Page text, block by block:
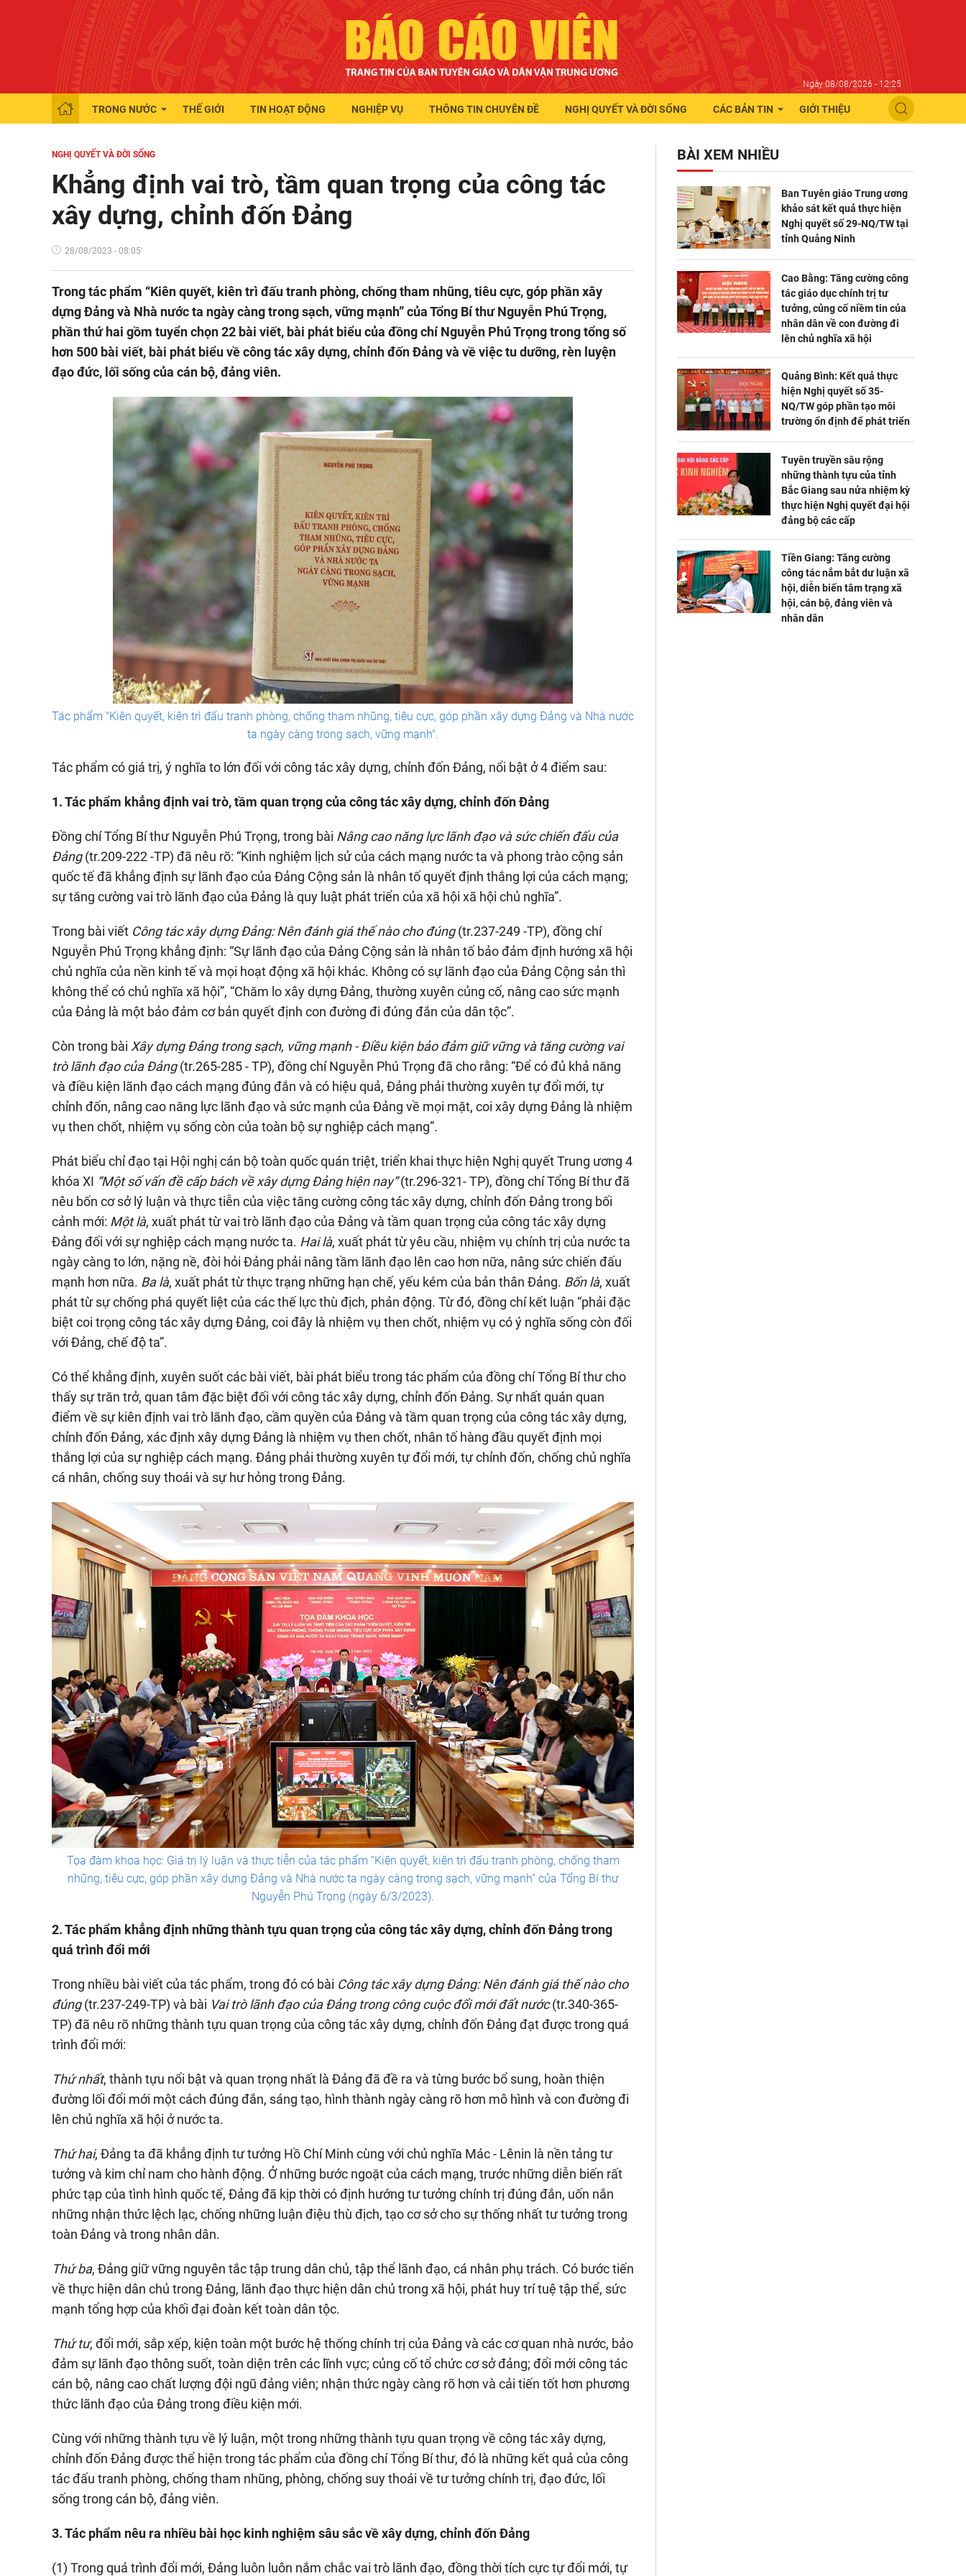
Ngày 08/08/2026 - 12:25
TRONG NƯỚC THẾ GIỚI TIN HOẠT ĐỘNG NGHIỆP VỤ THÔNG TIN CHUYÊN ĐỀ NGHỊ QUYẾT VÀ ĐỜI SỐNG CÁC BẢN TIN GIỚI THIỆU
NGHỊ QUYẾT VÀ ĐỜI SỐNG
Khẳng định vai trò, tầm quan trọng của công tác
xây dựng, chỉnh đốn Đảng
28/08/2023 - 08:05'
Trong tác phẩm “Kiên quyết, kiên trì đấu tranh phòng, chống tham nhũng, tiêu cực, góp phần xây
dựng Đảng và Nhà nước ta ngày càng trong sạch, vững mạnh” của Tổng Bí thư Nguyễn Phú Trọng,
phần thứ hai gồm tuyển chọn 22 bài viết, bài phát biểu của đồng chí Nguyễn Phú Trọng trong tổng số
hơn 500 bài viết, bài phát biểu về công tác xây dựng, chỉnh đốn Đảng và về việc tu dưỡng, rèn luyện
đạo đức, lối sống của cán bộ, đảng viên.
Tác phẩm "Kiên quyết, kiên trì đấu tranh phòng, chống tham nhũng, tiêu cực, góp phần xây dựng Đảng và Nhà nước
ta ngày càng trong sạch, vững mạnh".
Tác phẩm có giá trị, ý nghĩa to lớn đối với công tác xây dựng, chỉnh đốn Đảng, nổi bật ở 4 điểm sau:
1. Tác phẩm khẳng định vai trò, tầm quan trọng của công tác xây dựng, chỉnh đốn Đảng
Đồng chí Tổng Bí thư Nguyễn Phú Trọng, trong bài Nâng cao năng lực lãnh đạo và sức chiến đấu của
Đảng(tr.209-222 -TP) đã nêu rõ: “Kinh nghiệm lịch sử của cách mạng nước ta và phong trào cộng sản
quốc tế đã khẳng định sự lãnh đạo của Đảng Cộng sản là nhân tố quyết định thắng lợi của cách mạng;
sự tăng cường vai trò lãnh đạo của Đảng là quy luật phát triển của xã hội xã hội chủ nghĩa”.
Trong bài viết Công tác xây dựng Đảng: Nên đánh giá thế nào cho đúng(tr.237-249 -TP), đồng chí
Nguyễn Phú Trọng khẳng định: “Sự lãnh đạo của Đảng Cộng sản là nhân tố bảo đảm định hướng xã hội
chủ nghĩa của nền kinh tế và mọi hoạt động xã hội khác. Không có sự lãnh đạo của Đảng Cộng sản thì
không thể có chủ nghĩa xã hội”, “Chăm lo xây dựng Đảng, thường xuyên củng cố, nâng cao sức mạnh
của Đảng là một bảo đảm cơ bản quyết định con đường đi đúng đắn của dân tộc”.
Còn trong bài Xây dựng Đảng trong sạch, vững mạnh - Điều kiện bảo đảm giữ vững và tăng cường vai
trò lãnh đạo của Đảng(tr.265-285 - TP), đồng chí Nguyễn Phú Trọng đã cho rằng: “Để có đủ khả năng
và điều kiện lãnh đạo cách mạng đúng đắn và có hiệu quả, Đảng phải thường xuyên tự đổi mới, tự
chỉnh đốn, nâng cao năng lực lãnh đạo và sức mạnh của Đảng về mọi mặt, coi xây dựng Đảng là nhiệm
vụ then chốt, nhiệm vụ sống còn của toàn bộ sự nghiệp cách mạng”.
Phát biểu chỉ đạo tại Hội nghị cán bộ toàn quốc quán triệt, triển khai thực hiện Nghị quyết Trung ương 4
khóa XI “Một số vấn đề cấp bách về xây dựng Đảng hiện nay”(tr.296-321- TP), đồng chí Tổng Bí thư đã
nêu bốn cơ sở lý luận và thực tiễn của việc tăng cường công tác xây dựng, chỉnh đốn Đảng trong bối
cảnh mới: Một là, xuất phát từ vai trò lãnh đạo của Đảng và tầm quan trọng của công tác xây dựng
Đảng đối với sự nghiệp cách mạng nước ta. Hai là, xuất phát từ yêu cầu, nhiệm vụ chính trị của nước ta
ngày càng to lớn, nặng nề, đòi hỏi Đảng phải nâng tầm lãnh đạo lên cao hơn nữa, nâng sức chiến đấu
mạnh hơn nữa. Ba là, xuất phát từ thực trạng những hạn chế, yếu kém của bản thân Đảng. Bốn là, xuất
phát từ sự chống phá quyết liệt của các thế lực thù địch, phản động. Từ đó, đồng chí kết luận “phải đặc
biệt coi trọng công tác xây dựng Đảng, coi đây là nhiệm vụ then chốt, nhiệm vụ có ý nghĩa sống còn đối
với Đảng, chế độ ta”.
Có thể khẳng định, xuyên suốt các bài viết, bài phát biểu trong tác phẩm của đồng chí Tổng Bí thư cho
thấy sự trăn trở, quan tâm đặc biệt đối với công tác xây dựng, chỉnh đốn Đảng. Sự nhất quán quan
điểm về sự kiên định vai trò lãnh đạo, cầm quyền của Đảng và tầm quan trọng của công tác xây dựng,
chỉnh đốn Đảng, xác định xây dựng Đảng là nhiệm vụ then chốt, nhân tố hàng đầu quyết định mọi
thắng lợi của sự nghiệp cách mạng. Đảng phải thường xuyên tự đổi mới, tự chỉnh đốn, chống chủ nghĩa
cá nhân, chống suy thoái và sự hư hỏng trong Đảng.
Tọa đàm khoa học: Giá trị lý luận và thực tiễn của tác phẩm “Kiên quyết, kiên trì đấu tranh phòng, chống tham
nhũng, tiêu cực, góp phần xây dựng Đảng và Nhà nước ta ngày càng trong sạch, vững mạnh” của Tổng Bí thư
Nguyễn Phú Trọng (ngày 6/3/2023).
2. Tác phẩm khẳng định những thành tựu quan trọng của công tác xây dựng, chỉnh đốn Đảng trong
quá trình đổi mới
Trong nhiều bài viết của tác phẩm, trong đó có bài Công tác xây dựng Đảng: Nên đánh giá thế nào cho
đúng(tr.237-249-TP) và bài Vai trò lãnh đạo của Đảng trong công cuộc đổi mới đất nước(tr.340-365-
TP) đã nêu rõ những thành tựu quan trọng của công tác xây dựng, chỉnh đốn Đảng đạt được trong quá
trình đổi mới:
Thứ nhất, thành tựu nổi bật và quan trọng nhất là Đảng đã đề ra và từng bước bổ sung, hoàn thiện
đường lối đổi mới một cách đúng đắn, sáng tạo, hình thành ngày càng rõ hơn mô hình và con đường đi
lên chủ nghĩa xã hội ở nước ta.
Thứ hai, Đảng ta đã khẳng định tư tưởng Hồ Chí Minh cùng với chủ nghĩa Mác - Lênin là nền tảng tư
tưởng và kim chỉ nam cho hành động. Ở những bước ngoặt của cách mạng, trước những diễn biến rất
phức tạp của tình hình quốc tế, Đảng đã kịp thời có định hướng tư tưởng chính trị đúng đắn, uốn nắn
những nhận thức lệch lạc, chống những luận điệu thù địch, tạo cơ sở cho sự thống nhất tư tưởng trong
toàn Đảng và trong nhân dân.
Thứ ba, Đảng giữ vững nguyên tắc tập trung dân chủ, tập thể lãnh đạo, cá nhân phụ trách. Có bước tiến
về thực hiện dân chủ trong Đảng, lãnh đạo thực hiện dân chủ trong xã hội, phát huy trí tuệ tập thể, sức
mạnh tổng hợp của khối đại đoàn kết toàn dân tộc.
Thứ tư, đổi mới, sắp xếp, kiện toàn một bước hệ thống chính trị của Đảng và các cơ quan nhà nước, bảo
đảm sự lãnh đạo thông suốt, toàn diện trên các lĩnh vực; củng cố tổ chức cơ sở đảng; đổi mới công tác
cán bộ, nâng cao chất lượng đội ngũ đảng viên; nhận thức ngày càng rõ hơn và cải tiến tốt hơn phương
thức lãnh đạo của Đảng trong điều kiện mới.
Cùng với những thành tựu về lý luận, một trong những thành tựu quan trọng về công tác xây dựng,
chỉnh đốn Đảng được thể hiện trong tác phẩm của đồng chí Tổng Bí thư, đó là những kết quả của công
tác đấu tranh phòng, chống tham nhũng, phòng, chống suy thoái về tư tưởng chính trị, đạo đức, lối
sống trong cán bộ, đảng viên.
3. Tác phẩm nêu ra nhiều bài học kinh nghiệm sâu sắc về xây dựng, chỉnh đốn Đảng
(1) Trong quá trình đổi mới, Đảng luôn luôn nắm chắc vai trò lãnh đạo, đồng thời tích cực tự đổi mới, tự
BÀI XEM NHIỀU
Ban Tuyên giáo Trung ương
khảo sát kết quả thực hiện
Nghị quyết số 29-NQ/TW tại
tỉnh Quảng Ninh
Cao Bằng: Tăng cường công
tác giáo dục chính trị tư
tưởng, củng cố niềm tin của
nhân dân về con đường đi
lên chủ nghĩa xã hội
Quảng Bình: Kết quả thực
hiện Nghị quyết số 35-
NQ/TW góp phần tạo môi
trường ổn định để phát triển
Tuyên truyền sâu rộng
những thành tựu của tỉnh
Bắc Giang sau nửa nhiệm kỳ
thực hiện Nghị quyết đại hội
đảng bộ các cấp
Tiền Giang: Tăng cường
công tác nắm bắt dư luận xã
hội, diễn biến tâm trạng xã
hội, cán bộ, đảng viên và
nhân dân